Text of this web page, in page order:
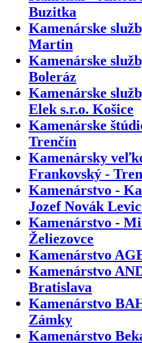
Buzitka
Kamenárske
Martin
Kamenárske
Boleráz
Kamenárske
Elek s.r.o. Košice
Kamenárske
Trenčín
Kamenársky
Frankovský -
Kamenárstvo -
Jozef Novák
Kamenárstvo -
Želiezovce
Kamenárstvo
Kamenárstvo
Bratislava
Kamenárstvo
Zámky
Kamenárstvo